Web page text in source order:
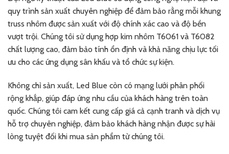
quy trình sản xuất chuyên nghiệp để đảm bảo rằng mỗi khung
truss nhôm được sản xuất với độ chính xác cao và độ bền
vượt trội. Chúng tôi sử dụng hợp kim nhôm T6061 và T6082
chất lượng cao, đảm bảo tính ổn định và khả năng chịu lực tối
ưu cho các ứng dụng sân khấu và tổ chức sự kiện.
Không chỉ sản xuất, Led Blue còn có mạng lưới phân phối
rộng khắp, giúp đáp ứng nhu cầu của khách hàng trên toàn
quốc. Chúng tôi cam kết cung cấp giá cả cạnh tranh và dịch vụ
hỗ trợ chuyên nghiệp, đảm bảo khách hàng nhận được sự hài
lòng tuyệt đối khi mua sản phẩm từ chúng tôi.